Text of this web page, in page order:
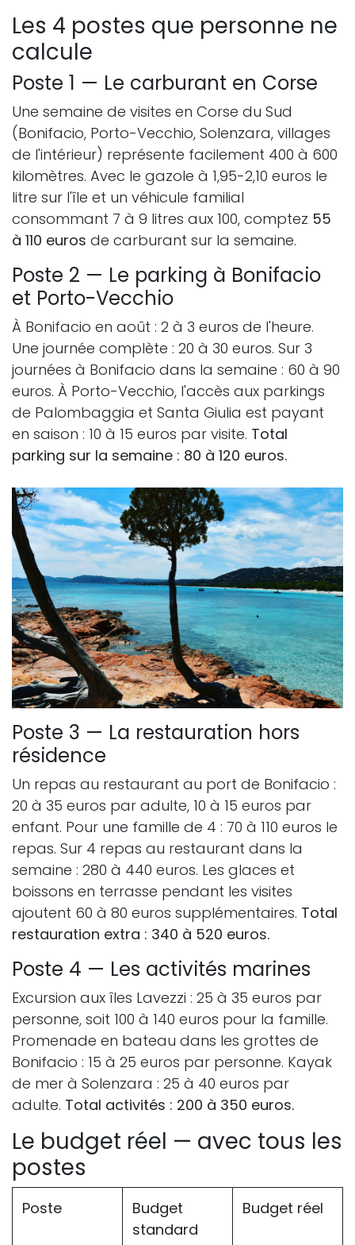
Les 4 postes que personne ne
calcule
Poste 1 — Le carburant en Corse
Une semaine de visites en Corse du Sud
(Bonifacio, Porto-Vecchio, Solenzara, villages
de l'intérieur) représente facilement 400 à 600
kilomètres. Avec le gazole à 1,95-2,10 euros le
litre sur l'île et un véhicule familial
consommant 7 à 9 litres aux 100, comptez 55
à 110 euros de carburant sur la semaine.
Poste 2 — Le parking à Bonifacio
et Porto-Vecchio
À Bonifacio en août : 2 à 3 euros de l'heure.
Une journée complète : 20 à 30 euros. Sur 3
journées à Bonifacio dans la semaine : 60 à 90
euros. À Porto-Vecchio, l'accès aux parkings
de Palombaggia et Santa Giulia est payant
en saison : 10 à 15 euros par visite. Total
parking sur la semaine : 80 à 120 euros.
Poste 3 — La restauration hors
résidence
Un repas au restaurant au port de Bonifacio :
20 à 35 euros par adulte, 10 à 15 euros par
enfant. Pour une famille de 4 : 70 à 110 euros le
repas. Sur 4 repas au restaurant dans la
semaine : 280 à 440 euros. Les glaces et
boissons en terrasse pendant les visites
ajoutent 60 à 80 euros supplémentaires. Total
restauration extra : 340 à 520 euros.
Poste 4 — Les activités marines
Excursion aux îles Lavezzi : 25 à 35 euros par
personne, soit 100 à 140 euros pour la famille.
Promenade en bateau dans les grottes de
Bonifacio : 15 à 25 euros par personne. Kayak
de mer à Solenzara : 25 à 40 euros par
adulte. Total activités : 200 à 350 euros.
Le budget réel — avec tous les
postes
Poste
Budget
standard
Budget réel